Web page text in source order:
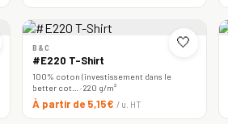
🤍
B&C
#E220 T-Shirt
100% coton (investissement dans le
better cot… · 220 g/m²
À partir de 5,15€ / u. HT